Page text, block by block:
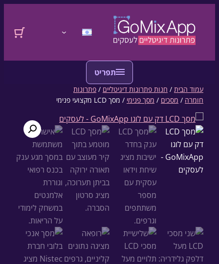
התחברות
עמוד הבית / חנות פתרונות דיגיטליים / פתרונות
חומרה / מסכים / מסך פנימי / מסך LCD מקצועי פנימי